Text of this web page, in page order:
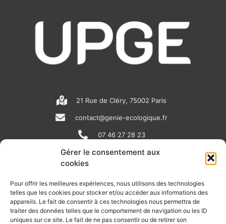
Gérer le consentement aux
cookies
Pour offrir les meilleures expériences, nous utilisons des technologies
telles que les cookies pour stocker et/ou accéder aux informations des
appareils. Le fait de consentir à ces technologies nous permettra de
traiter des données telles que le comportement de navigation ou les ID
uniques sur ce site. Le fait de ne pas consentir ou de retirer son
21 Rue de Cléry, 75002 Paris
contact@genie-ecologique.fr
07 46 27 28 23
N
e
w
s
i
n
k
o
u
t
RECEVOIR L'ACTU DE LA FILIÈRE